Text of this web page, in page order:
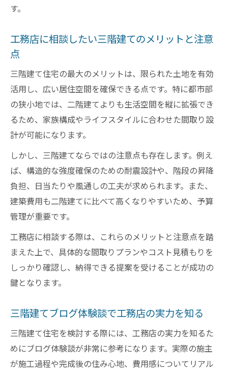
す。
工務店に相談したい三階建てのメリットと注意
点
三階建て住宅の最大のメリットは、限られた土地を有効
活用し、広い居住空間を確保できる点です。特に都市部
の狭小地では、二階建てよりも生活空間を縦に拡張でき
るため、家族構成やライフスタイルに合わせた間取り設
計が可能になります。
しかし、三階建てならではの注意点も存在します。例え
ば、構造的な強度確保のための耐震設計や、階段の昇降
負担、日当たりや風通しの工夫が求められます。また、
建築費用も二階建てに比べて高くなりやすいため、予算
管理が重要です。
工務店に相談する際は、これらのメリットと注意点を踏
まえた上で、具体的な間取りプランやコスト見積もりを
しっかり確認し、納得できる提案を受けることが成功の
鍵となります。
三階建てブログ体験談で工務店の実力を知る
三階建て住宅を検討する際には、工務店の実力を知るた
めにブログ体験談が非常に参考になります。実際の施主
が施工過程や完成後の住み心地、費用感についてリアル